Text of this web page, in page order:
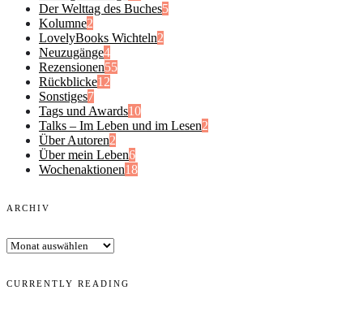
Der Welttag des Buches5
Kolumne2
LovelyBooks Wichteln2
Neuzugänge4
Rezensionen55
Rückblicke12
Sonstiges7
Tags und Awards10
Talks – Im Leben und im Lesen2
Über Autoren2
Über mein Leben6
Wochenaktionen18
ARCHIV
Archiv
CURRENTLY READING